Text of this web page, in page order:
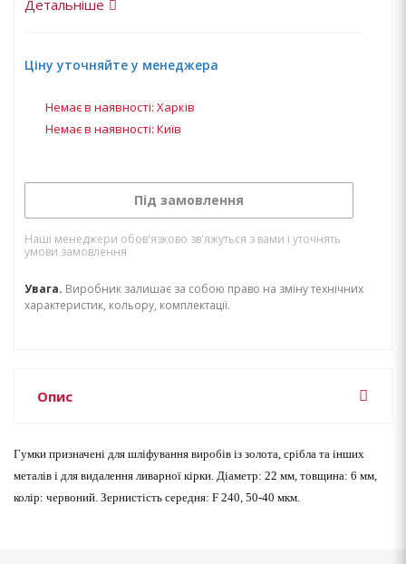
Детальніше
Ціну уточняйте у менеджера
Немає в наявності: Харків
Немає в наявності: Київ
Під замовлення
Наші менеджери обов'язково зв'яжуться з вами і уточнять
умови замовлення
Увага. Виробник залишає за собою право на зміну технічних
характеристик, кольору, комплектації.
Опис
Гумки призначені для шліфування виробів із золота, срібла та інших
металів і для видалення ливарної кірки. Діаметр: 22 мм, товщина: 6 мм,
колір: червоний. Зернистість середня: F 240, 50-40 мкм.